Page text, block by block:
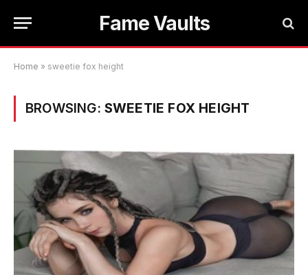
Fame Vaults
Home » sweetie fox height
BROWSING: SWEETIE FOX HEIGHT